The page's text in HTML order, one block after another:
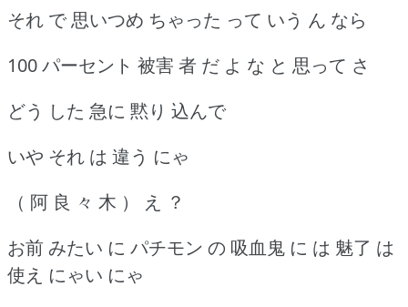
それ で 思いつめ ちゃった って いう ん なら
100 パーセント 被害 者 だ よ な と 思って さ
どう した 急に 黙り 込んで
いや それ は 違う にゃ
（ 阿 良 々 木 ） え ？
お前 みたい に パチモン の 吸血鬼 に は 魅了 は
使え にゃい にゃ